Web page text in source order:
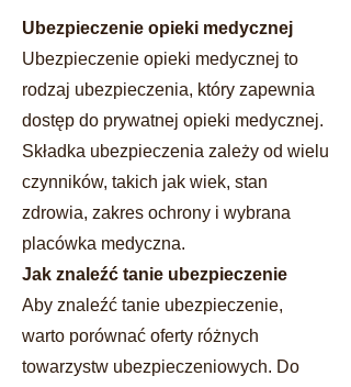
Ubezpieczenie opieki medycznej
Ubezpieczenie opieki medycznej to
rodzaj ubezpieczenia, który zapewnia
dostęp do prywatnej opieki medycznej.
Składka ubezpieczenia zależy od wielu
czynników, takich jak wiek, stan
zdrowia, zakres ochrony i wybrana
placówka medyczna.
Jak znaleźć tanie ubezpieczenie
Aby znaleźć tanie ubezpieczenie,
warto porównać oferty różnych
towarzystw ubezpieczeniowych. Do